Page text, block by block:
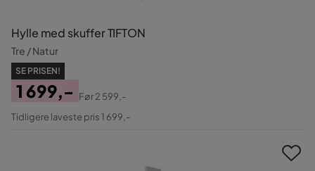
Hylle med skuffer TIFTON
Tre / Natur
SE PRISEN!
Pris
1 699,-
Original
Før2 599,-
Tidligere laveste pris 1 699,-